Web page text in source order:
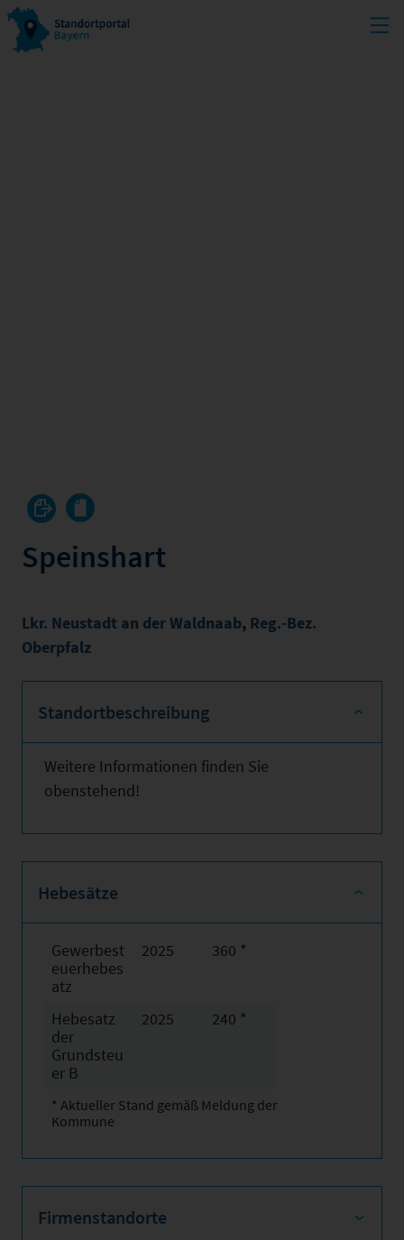
Speinshart
Lkr. Neustadt an der Waldnaab, Reg.-Bez.
Oberpfalz
Standortbeschreibung
Weitere Informationen finden Sie
obenstehend!
Hebesätze
Gewerbest
euerhebes
atz
2025 360 *
Hebesatz
der
Grundsteu
er B
2025 240 *
* Aktueller Stand gemäß Meldung der
Kommune
Firmenstandorte